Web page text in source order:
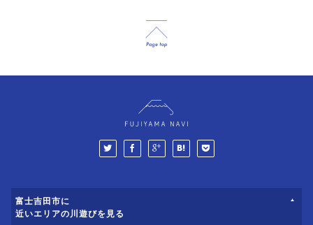
富士吉田市に
近いエリアの川遊びを見る